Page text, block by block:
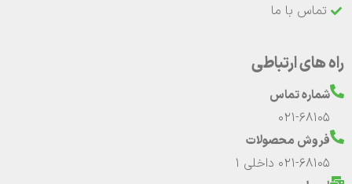
تماس با ما
راه های ارتباطی
شماره تماس
021-68105
فروش محصولات
021-68105 داخلی 1